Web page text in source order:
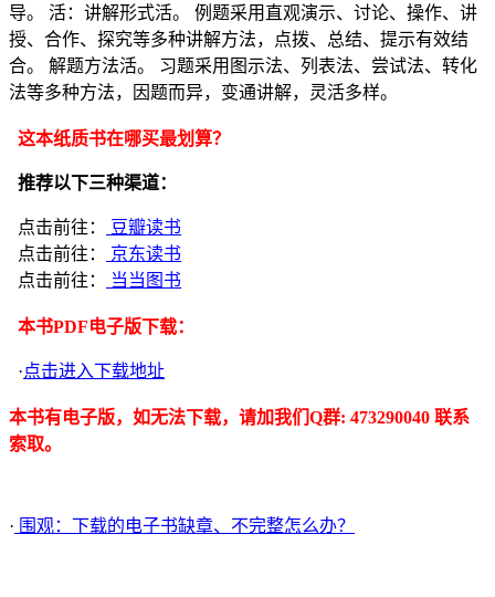
导。 活：讲解形式活。 例题采用直观演示、讨论、操作、讲
授、合作、探究等多种讲解方法，点拨、总结、提示有效结
合。 解题方法活。 习题采用图示法、列表法、尝试法、转化
法等多种方法，因题而异，变通讲解，灵活多样。
这本纸质书在哪买最划算？
推荐以下三种渠道：
点击前往：
豆瓣读书
点击前往：
京东读书
点击前往：
当当图书
本书PDF电子版下载：
·点击进入下载地址
本书有电子版，如无法下载，请加我们Q群: 473290040 联系
索取。
· 围观：下载的电子书缺章、不完整怎么办？